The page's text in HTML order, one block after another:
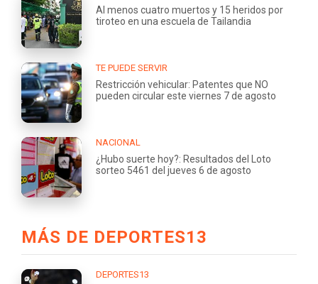
Al menos cuatro muertos y 15 heridos por
tiroteo en una escuela de Tailandia
TE PUEDE SERVIR
Restricción vehicular: Patentes que NO
pueden circular este viernes 7 de agosto
NACIONAL
¿Hubo suerte hoy?: Resultados del Loto
sorteo 5461 del jueves 6 de agosto
MÁS DE DEPORTES13
DEPORTES13